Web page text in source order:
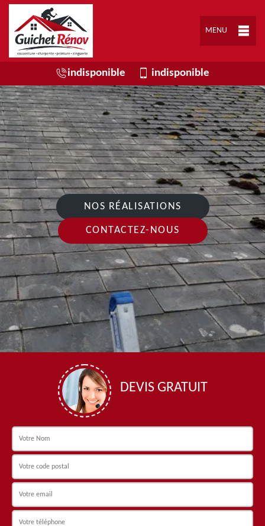
MENU
indisponible indisponible
NOS RÉALISATIONS
CONTACTEZ-NOUS
DEVIS GRATUIT